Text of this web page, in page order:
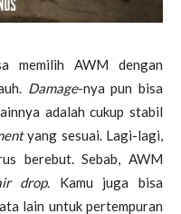
memilih AWM dengan
Damage-nya pun bisa
adalah cukup stabil
yang sesuai. Lagi-lagi,
berebut. Sebab, AWM
drop. Kamu juga bisa
lain untuk pertempuran